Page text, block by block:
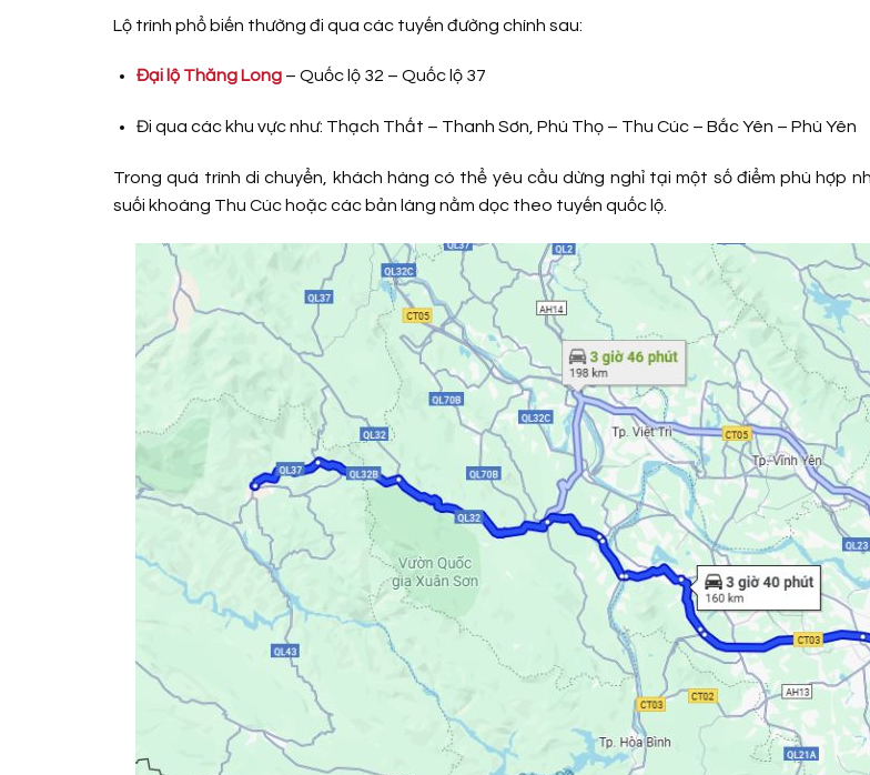
Lộ trình phổ biến thường đi qua các tuyến đường chính sau:
Đại lộ Thăng Long– Quốc lộ 32 – Quốc lộ 37
Đi qua các khu vực như: Thạch Thất – Thanh Sơn, Phú Thọ – Thu Cúc – Bắc Yên – Phù Yên
Trong quá trình di chuyển, khách hàng có thể yêu cầu dừng nghỉ tại một số điểm phù hợp
suối khoáng Thu Cúc hoặc các bản làng nằm dọc theo tuyến quốc lộ.